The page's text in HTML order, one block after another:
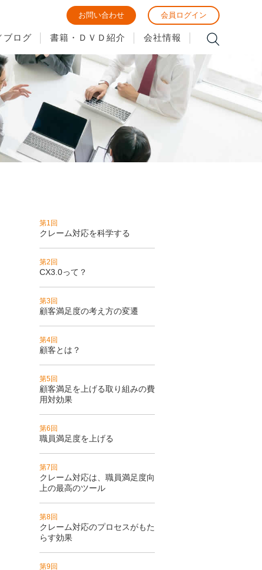
会員ログイン
お問い合わせ
ブログ 書籍・ＤＶＤ紹介 会社情報
第1回
クレーム対応を科学する
第2回
CX3.0って？
第3回
顧客満足度の考え方の変遷
第4回
顧客とは？
第5回
顧客満足を上げる取り組みの費
用対効果
第6回
職員満足度を上げる
第7回
クレーム対応は、職員満足度向
上の最高のツール
第8回
クレーム対応のプロセスがもた
らす効果
第9回